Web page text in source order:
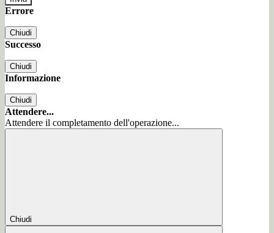
Errore
Chiudi
Successo
Chiudi
Informazione
Chiudi
Attendere...
Attendere il completamento dell'operazione...
Chiudi